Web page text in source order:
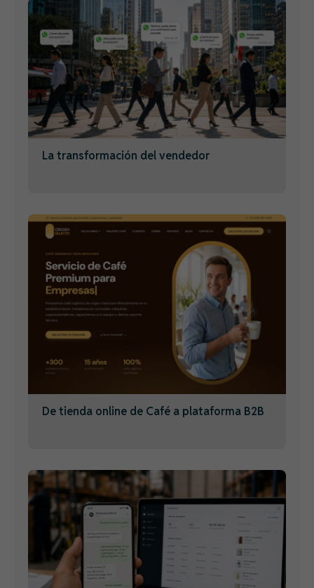
La transformación del vendedor
De tienda online de Café a plataforma B2B